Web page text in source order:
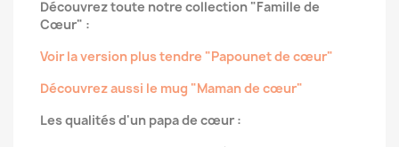
Découvrez toute notre collection "Famille de
Cœur" :
Voir la version plus tendre "Papounet de cœur"
Découvrez aussi le mug "Maman de cœur"
Les qualités d'un papa de cœur :